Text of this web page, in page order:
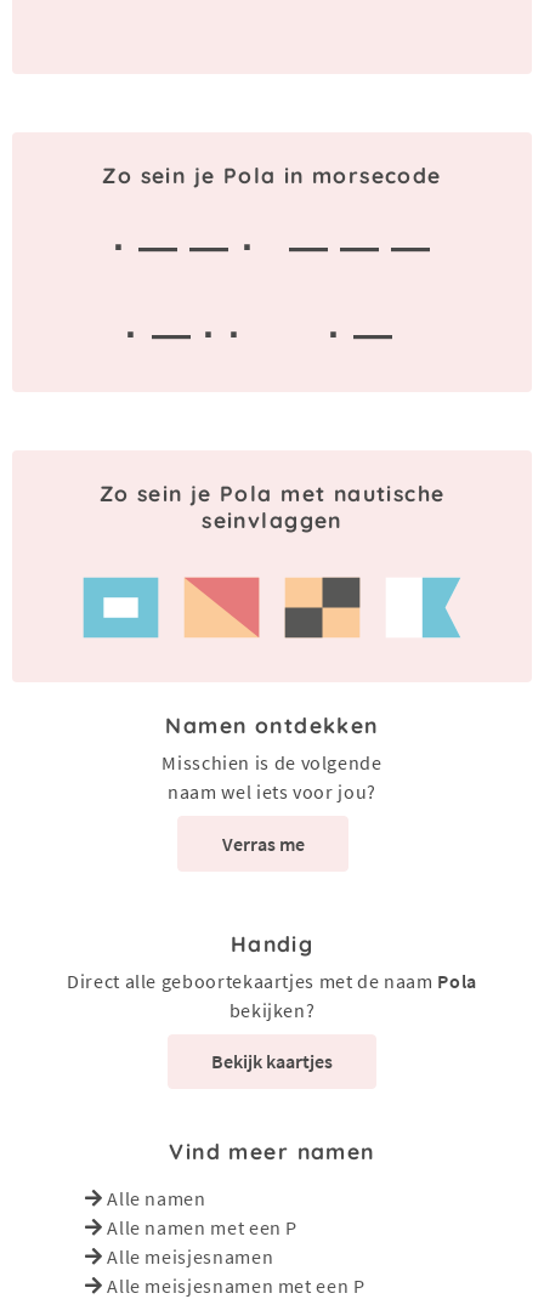
Zo sein je Pola in morsecode
· — — ·
— — —
· — · ·
· —
Zo sein je Pola met nautische
seinvlaggen
Namen ontdekken
Misschien is de volgende
naam wel iets voor jou?
Verras me
Handig
Direct alle geboortekaartjes met de naam Pola
bekijken?
Bekijk kaartjes
Vind meer namen
Alle namen
Alle namen met een P
Alle meisjesnamen
Alle meisjesnamen met een P